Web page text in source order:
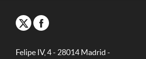
Felipe IV, 4 - 28014 Madrid -